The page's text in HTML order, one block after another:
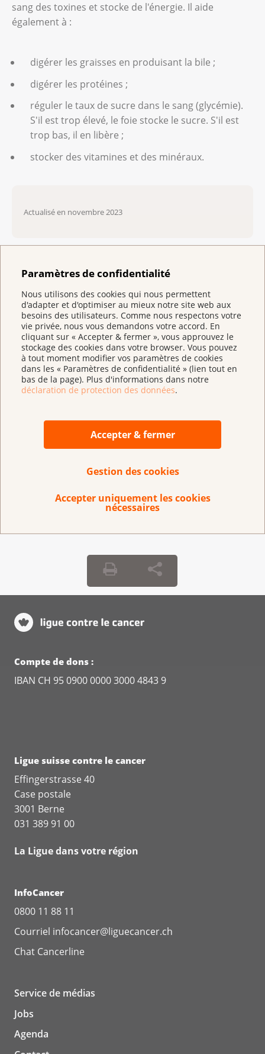
Paramètres de confidentialité
Nous utilisons des cookies qui nous permettent
d'adapter et d'optimiser au mieux notre site web aux
besoins des utilisateurs. Comme nous respectons votre
vie privée, nous vous demandons votre accord. En
cliquant sur « Accepter & fermer », vous approuvez le
stockage des cookies dans votre browser. Vous pouvez
à tout moment modifier vos paramètres de cookies
dans les « Paramètres de confidentialité » (lien tout en
bas de la page). Plus d'informations dans notre
déclaration de protection des données.
Accepter & fermer
Gestion des cookies
Accepter uniquement les cookies
nécessaires
sang des toxines et stocke de l'énergie. Il aide
également à :
digérer les graisses en produisant la bile ;
digérer les protéines ;
réguler le taux de sucre dans le sang (glycémie).
S'il est trop élevé, le foie stocke le sucre. S'il est
trop bas, il en libère ;
stocker des vitamines et des minéraux.
Actualisé en novembre 2023
Retour à l'aperçu
Avez-vous des propositions pour améliorer
cette page ?
Compte de dons :
IBAN CH 95 0900 0000 3000 4843 9
Ligue suisse contre le cancer
Effingerstrasse 40
Case postale
3001 Berne
031 389 91 00
La Ligue dans votre région
InfoCancer
0800 11 88 11
Courriel infocancer@liguecancer.ch
Chat Cancerline
Service de médias
Jobs
Agenda